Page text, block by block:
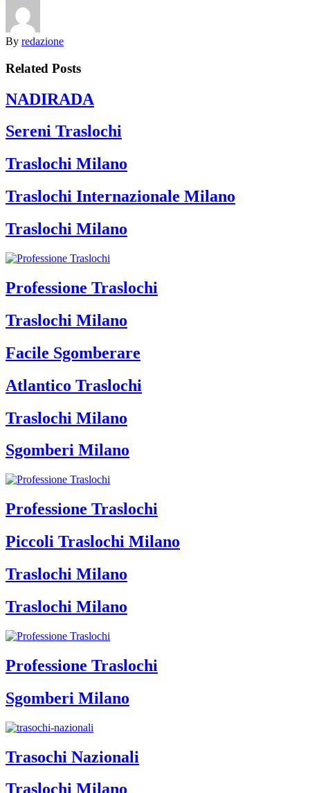
By redazione
Related Posts
NADIRADA
Sereni Traslochi
Traslochi Milano
Traslochi Internazionale Milano
Traslochi Milano
Professione Traslochi
Traslochi Milano
Facile Sgomberare
Atlantico Traslochi
Traslochi Milano
Sgomberi Milano
Professione Traslochi
Piccoli Traslochi Milano
Traslochi Milano
Traslochi Milano
Professione Traslochi
Sgomberi Milano
Trasochi Nazionali
Traslochi Milano